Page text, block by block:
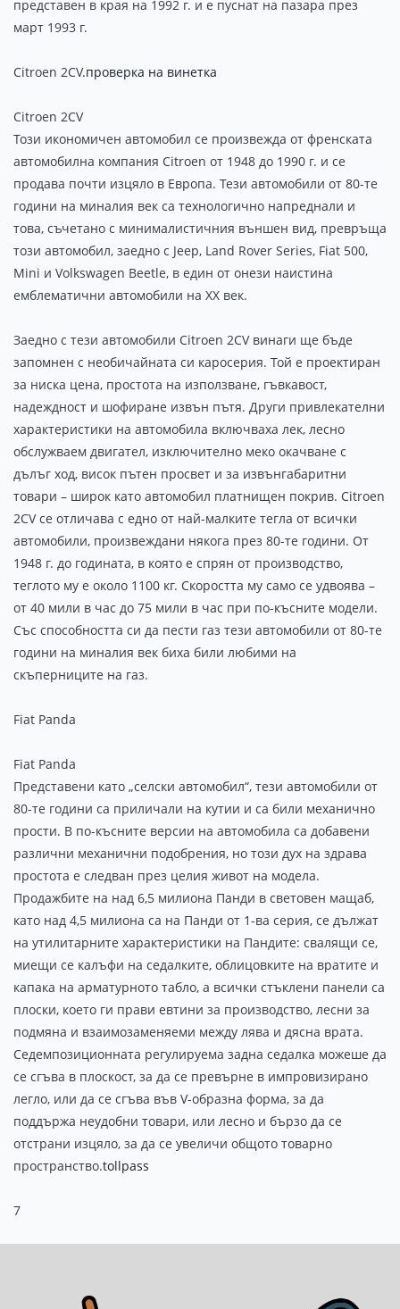
представен в края на 1992 г. и е пуснат на пазара през
март 1993 г.
Citroen 2CV.проверка на винетка
Citroen 2CV
Този икономичен автомобил се произвежда от френската
автомобилна компания Citroen от 1948 до 1990 г. и се
продава почти изцяло в Европа. Тези автомобили от 80-те
години на миналия век са технологично напреднали и
това, съчетано с минималистичния външен вид, превръща
този автомобил, заедно с Jeep, Land Rover Series, Fiat 500,
Mini и Volkswagen Beetle, в един от онези наистина
емблематични автомобили на XX век.
Заедно с тези автомобили Citroen 2CV винаги ще бъде
запомнен с необичайната си каросерия. Той е проектиран
за ниска цена, простота на използване, гъвкавост,
надеждност и шофиране извън пътя. Други привлекателни
характеристики на автомобила включваха лек, лесно
обслужваем двигател, изключително меко окачване с
дълъг ход, висок пътен просвет и за извънгабаритни
товари – широк като автомобил платнищен покрив. Citroen
2CV се отличава с едно от най-малките тегла от всички
автомобили, произвеждани някога през 80-те години. От
1948 г. до годината, в която е спрян от производство,
теглото му е около 1100 кг. Скоростта му само се удвоява –
от 40 мили в час до 75 мили в час при по-късните модели.
Със способността си да пести газ тези автомобили от 80-те
години на миналия век биха били любими на
скъперниците на газ.
Fiat Panda
Fiat Panda
Представени като „селски автомобил“, тези автомобили от
80-те години са приличали на кутии и са били механично
прости. В по-късните версии на автомобила са добавени
различни механични подобрения, но този дух на здрава
простота е следван през целия живот на модела.
Продажбите на над 6,5 милиона Панди в световен мащаб,
като над 4,5 милиона са на Панди от 1-ва серия, се дължат
на утилитарните характеристики на Пандите: свалящи се,
миещи се калъфи на седалките, облицовките на вратите и
капака на арматурното табло, а всички стъклени панели са
плоски, което ги прави евтини за производство, лесни за
подмяна и взаимозаменяеми между лява и дясна врата.
Седемпозиционната регулируема задна седалка можеше да
се сгъва в плоскост, за да се превърне в импровизирано
легло, или да се сгъва във V-образна форма, за да
поддържа неудобни товари, или лесно и бързо да се
отстрани изцяло, за да се увеличи общото товарно
пространство.tollpass
7